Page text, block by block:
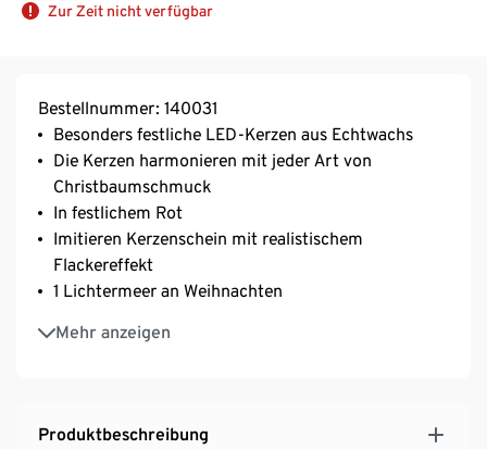
Zur Zeit nicht verfügbar
Bestellnummer: 140031
Besonders festliche LED-Kerzen aus Echtwachs
Die Kerzen harmonieren mit jeder Art von
Christbaumschmuck
In festlichem Rot
Imitieren Kerzenschein mit realistischem
Flackereffekt
1 Lichtermeer an Weihnachten
Mehr anzeigen
Kabellos – einfaches Ein- und Ausschalten per
Fernbedienung
Mit Timerfunktion: 4 oder 8 Stunden Leuchtdauer
Produktbeschreibung